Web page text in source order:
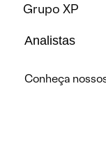
Grupo XP
Analistas
Conheça